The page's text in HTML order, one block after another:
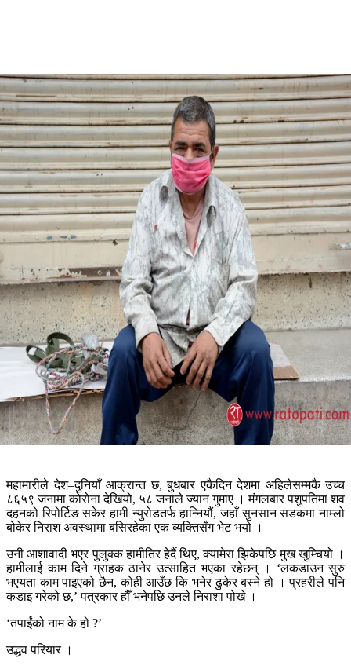
महामारीले देश–दुनियाँ आक्रान्त छ, बुधबार एकैदिन देशमा अहिलेसम्मकै उच्च
८६५९ जनामा कोरोना देखियो, ५८ जनाले ज्यान गुमाए । मंगलबार पशुपतिमा शव
दहनको रिपोर्टिङ सकेर हामी न्युरोडतर्फ हान्नियौं, जहाँ सुनसान सडकमा नाम्लो
बोकेर निराश अवस्थामा बसिरहेका एक व्यक्तिसँग भेट भयो ।
उनी आशावादी भएर पुलुक्क हामीतिर हेर्दै थिए, क्यामेरा झिकेपछि मुख खुम्चियो ।
हामीलाई काम दिने ग्राहक ठानेर उत्साहित भएका रहेछन् । ‘लकडाउन सुरु
भएयता काम पाइएको छैन, कोही आउँछ कि भनेर ढुकेर बस्ने हो । प्रहरीले पनि
कडाइ गरेको छ,’ पत्रकार हौँ भनेपछि उनले निराशा पोखे ।
‘तपाईंको नाम के हो ?’
उद्धव परियार ।